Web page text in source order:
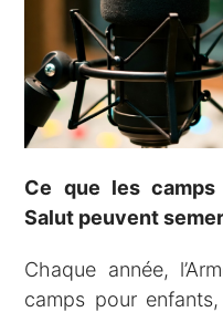
Ce que les camps
Salut peuvent
Chaque année,
camps pour